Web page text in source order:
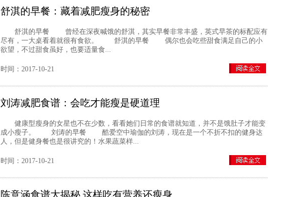
舒淇的早餐：藏着减肥瘦身的秘密
舒淇的早餐 曾经在深夜喊饿的舒淇，其实早餐非常丰盛，英式早茶的标配应有
尽有，一大桌看着就很有食欲。 舒淇的早餐 偶尔也会吃些甜食满足自己的小
欲望，不过甜食虽好，也要适量食...
时间：2017-10-21
刘涛减肥食谱：会吃才能瘦是硬道理
健康型瘦身的女星也不在少数，看看她们日常的食谱就知道，并不是饿肚子才能变
成小瘦子。 刘涛的早餐 酷爱空中瑜伽的刘涛，现在是一个不折不扣的健身达
人，但是健身餐也是很讲究的！水果蔬菜样...
时间：2017-10-21
陈意涵食谱大揭秘 这样吃有营养还瘦身